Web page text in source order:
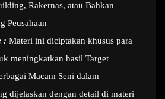
Rakernas, atau Bahkan
Peusahaan
: Materi ini diciptakan khusus para
meningkatkan hasil Target
Macam Seni dalam
dijelaskan dengan detail di materi